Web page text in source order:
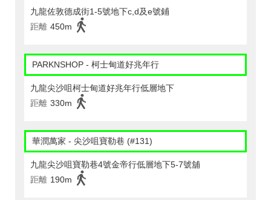
九龍佐敦德成街1-5號地下c,d及e號鋪
距離 450m
PARKNSHOP - 柯士甸道好兆年行
九龍尖沙咀柯士甸道好兆年行低層地下
距離 330m
華潤萬家 - 尖沙咀寶勒巷 (#131)
九龍尖沙咀寶勒巷4號金帝行低層地下5-7號舖
距離 190m